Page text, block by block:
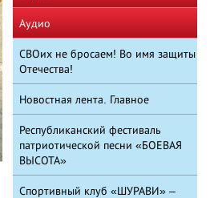
Аудио
СВОих не бросаем! Во имя защиты
Отечества!
Новостная лента. Главное
Республиканский фестиваль
патриотической песни «БОЕВАЯ
ВЫСОТА»
Спортивный клуб «ШУРАВИ» –